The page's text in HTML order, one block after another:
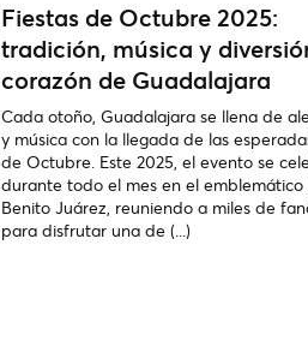
Fiestas de Octubre 2025:
tradición, música y
corazón de Guadalajara
Cada otoño, Guadalajara se llena de
y música con la llegada de las
de Octubre. Este 2025, el evento se
durante todo el mes en el
Benito Juárez, reuniendo a miles de
para disfrutar una de (...)